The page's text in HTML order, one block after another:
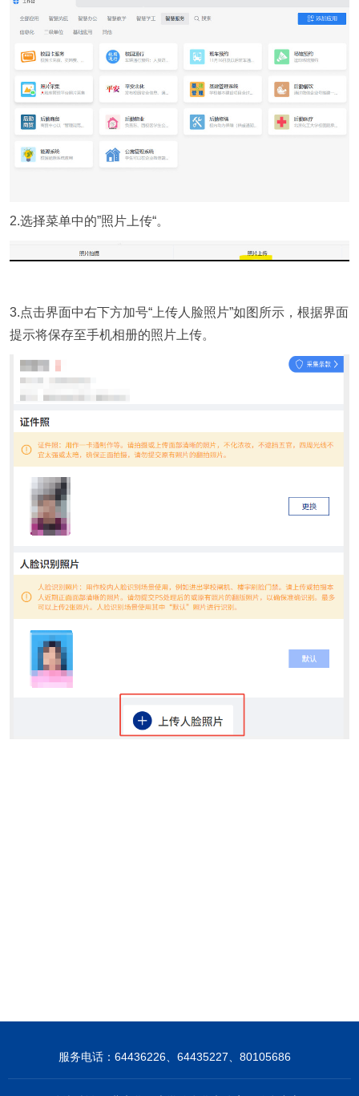
2.选择菜单中的”照片上传“。
3.点击界面中右下方加号“ 上传人脸照片”如图所示，根据界面
提示将保存至手机相册的照片上传。
服务电话：64436226、64435227、80105686